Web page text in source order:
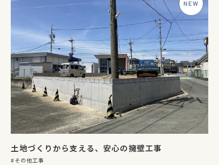
土地づくりから支える、安心の擁壁工事
その他工事